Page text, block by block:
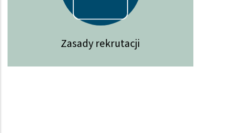
Zasady rekrutacji